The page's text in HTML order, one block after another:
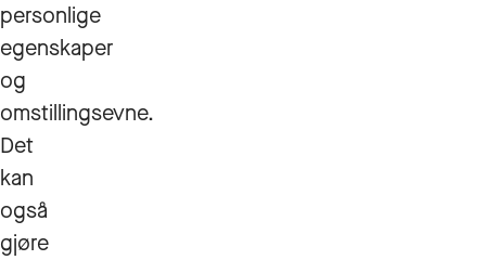
personlige
egenskaper
og
omstillingsevne.
Det
kan
også
gjøre